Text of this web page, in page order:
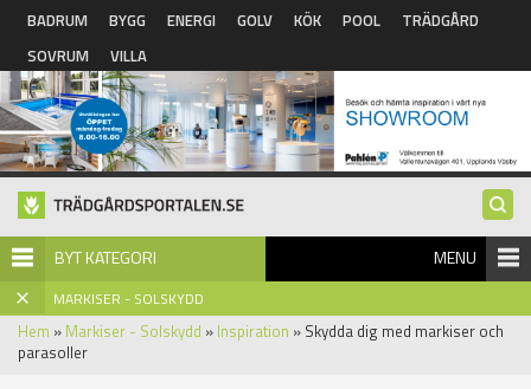
Hoppa till huvudinnehåll
BADRUM BYGG ENERGI GOLV KÖK POOL
TRÄDGÅRD
SOVRUM
VILLA
BYT KATEGORI MENU
MARKISER - SOLSKYDD
Hem » Markiser - Solskydd » Inspiration » Skydda dig med markiser och
parasoller